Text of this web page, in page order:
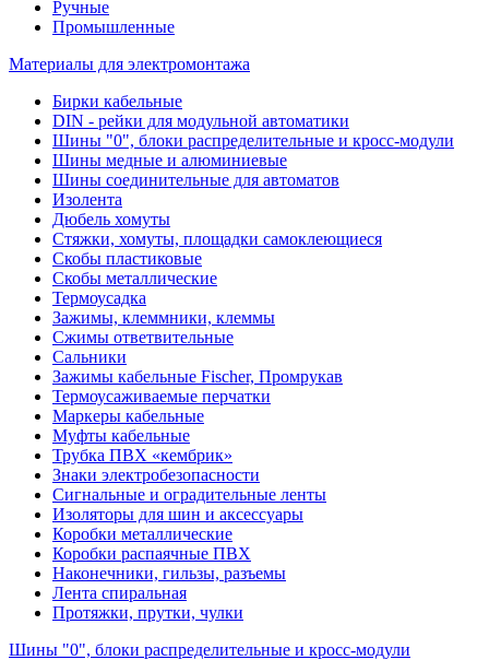
Ручные
Промышленные
Материалы для электромонтажа
Бирки кабельные
DIN - рейки для модульной автоматики
Шины "0", блоки распределительные и кросс-модули
Шины медные и алюминиевые
Шины соединительные для автоматов
Изолента
Дюбель хомуты
Стяжки, хомуты, площадки самоклеющиеся
Скобы пластиковые
Скобы металлические
Термоусадка
Зажимы, клеммники, клеммы
Сжимы ответвительные
Сальники
Зажимы кабельные Fischer, Промрукав
Термоусаживаемые перчатки
Маркеры кабельные
Муфты кабельные
Трубка ПВХ «кембрик»
Знаки электробезопасности
Сигнальные и оградительные ленты
Изоляторы для шин и аксессуары
Коробки металлические
Коробки распаячные ПВХ
Наконечники, гильзы, разъемы
Лента спиральная
Протяжки, прутки, чулки
Шины "0", блоки распределительные и кросс-модули